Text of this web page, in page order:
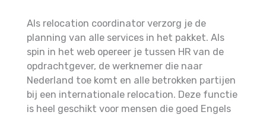
Als relocation coordinator verzorg je de
planning van alle services in het pakket. Als
spin in het web opereer je tussen HR van de
opdrachtgever, de werknemer die naar
Nederland toe komt en alle betrokken partijen
bij een internationale relocation. Deze functie
is heel geschikt voor mensen die goed Engels